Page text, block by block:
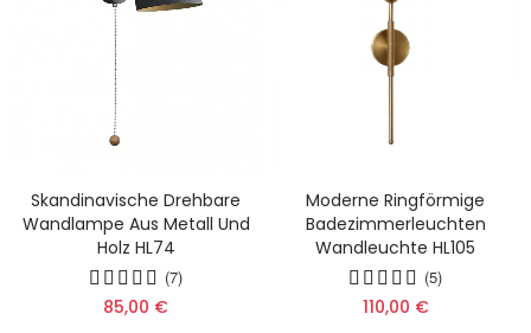
Skandinavische Drehbare
Wandlampe Aus Metall Und
Holz HL74
(7)
85,00 €
Moderne Ringförmige
Badezimmerleuchten
Wandleuchte HL105
(5)
110,00 €